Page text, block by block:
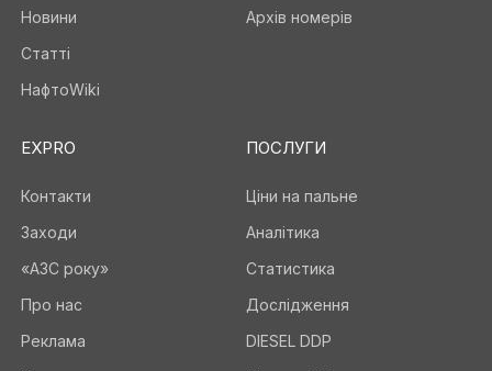
Новини
Статті
НафтоWiki
Архів номерів
EXPRO
Контакти
Заходи
«АЗС року»
Про нас
Реклама
ПОСЛУГИ
Ціни на пальне
Аналітика
Статистика
Дослідження
DIESEL DDP